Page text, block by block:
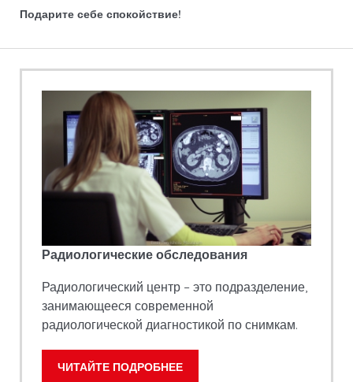
Подарите себе спокойствие!
Радиологические обследования
Радиологический центр – это подразделение,
занимающееся современной
радиологической диагностикой по снимкам.
ЧИТАЙТЕ ПОДРОБНЕЕ